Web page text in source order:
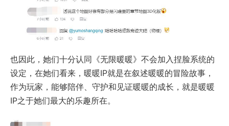
也因此，她们十分认同《无限暖暖》不会加入捏脸系统的
设定，在她们看来，暖暖IP就是在叙述暖暖的冒险故事，
作为玩家，能够陪伴、守护和见证暖暖的成长，就是暖暖
IP之于她们最大的乐趣所在。